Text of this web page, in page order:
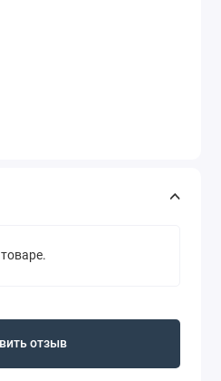
отзыв